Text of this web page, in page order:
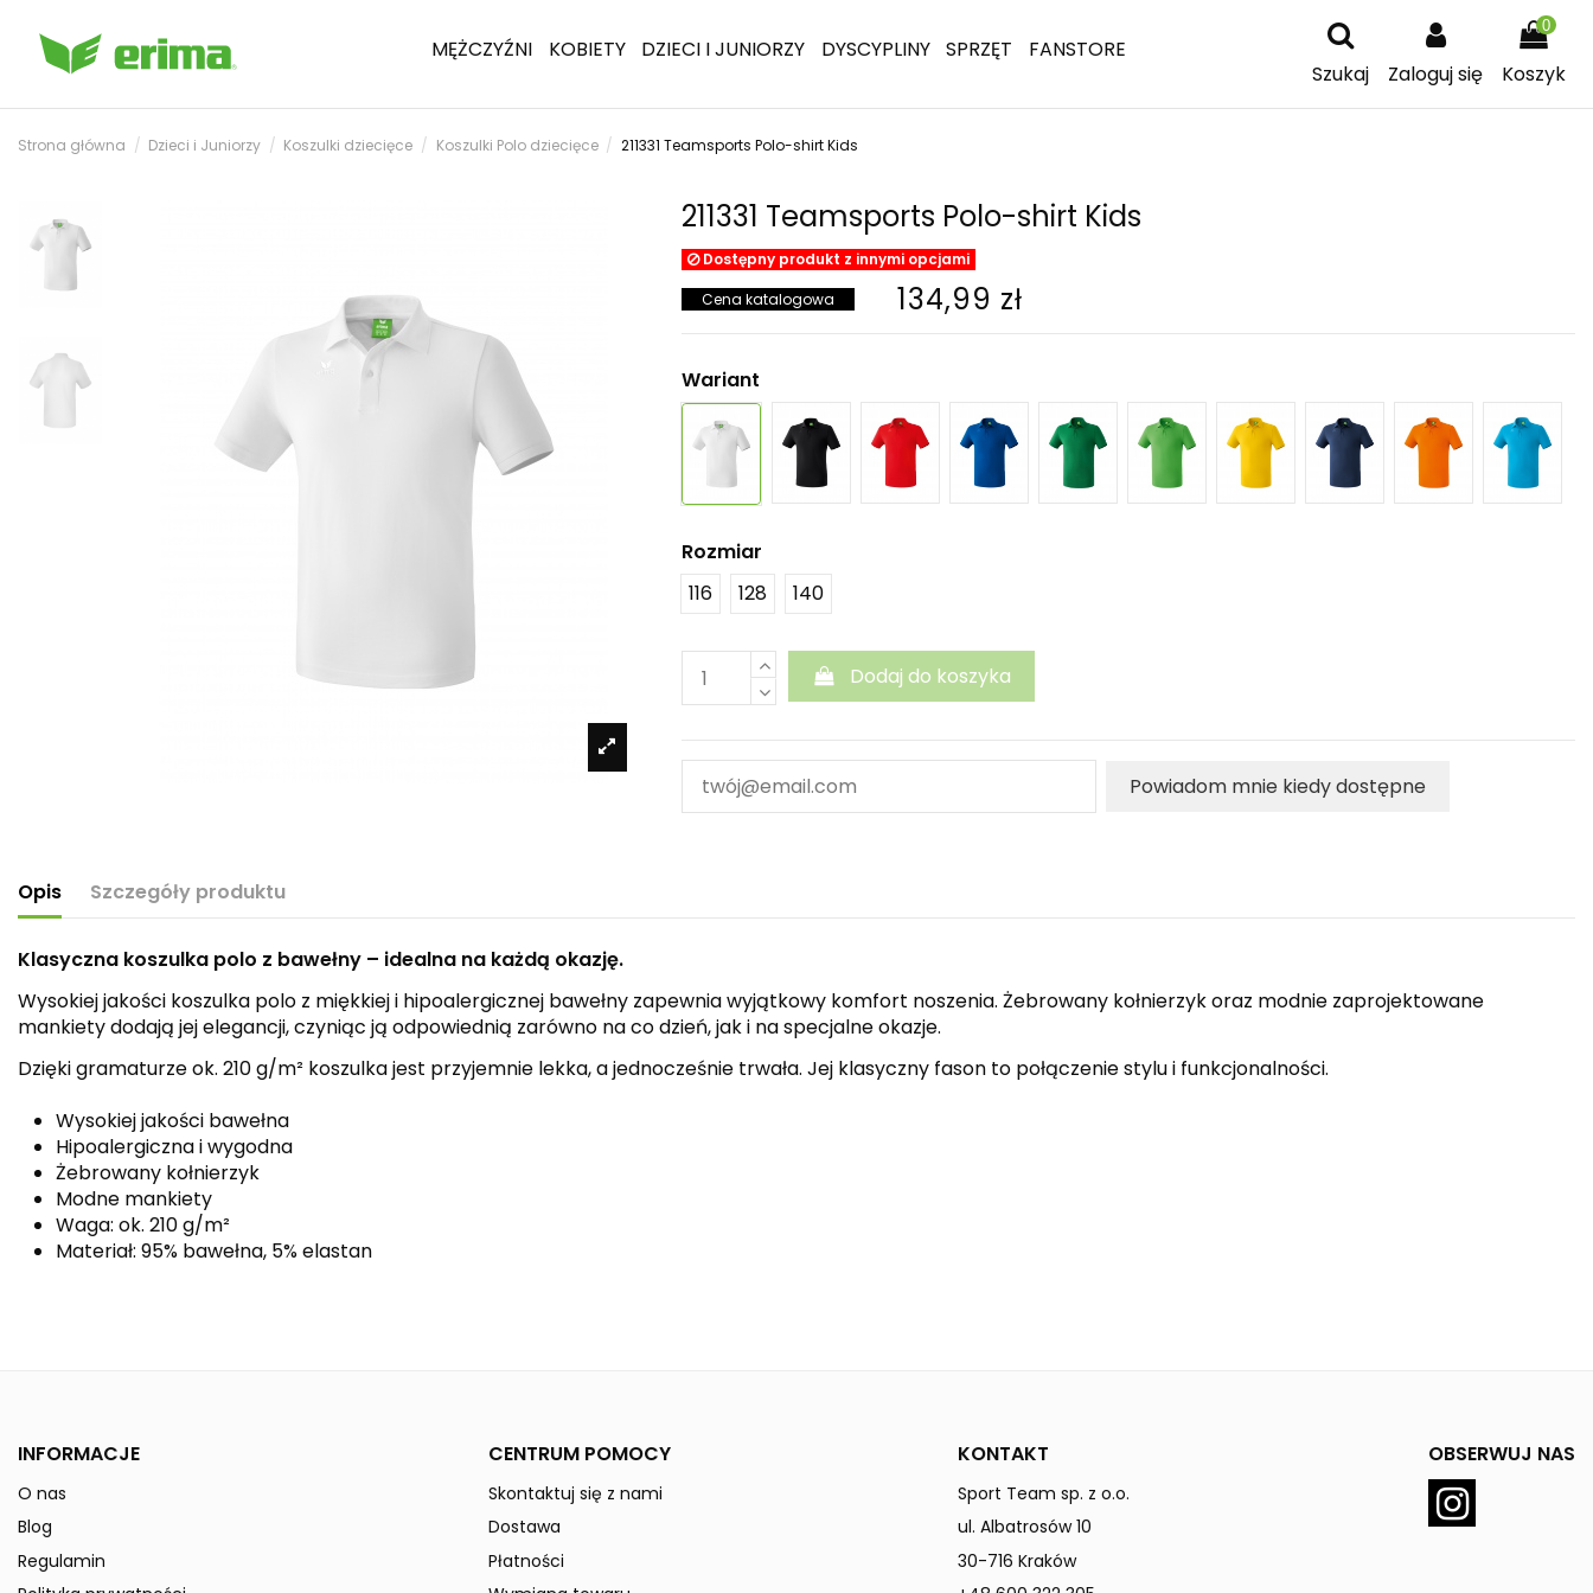
MĘŻCZYŹNI KOBIETY DZIECI I JUNIORZY DYSCYPLINY SPRZĘT
FANSTORE
Szukaj
Zaloguj się
0
Koszyk
Strona główna Dzieci i Juniorzy Koszulki dziecięce Koszulki Polo dziecięce 211331 Teamsports Polo-shirt Kids
211331 Teamsports Polo-shirt Kids
Dostępny produkt z innymi opcjami
Cena katalogowa 134,99 zł
Wariant
Rozmiar
116
128 140
Dodaj do koszyka
Powiadom mnie kiedy dostępne
Opis Szczegóły produktu
Klasyczna koszulka polo z bawełny – idealna na każdą okazję.
Wysokiej jakości koszulka polo z miękkiej i hipoalergicznej bawełny zapewnia wyjątkowy komfort noszenia. Żebrowany kołnierzyk oraz modnie zaprojektowane
mankiety dodają jej elegancji, czyniąc ją odpowiednią zarówno na co dzień, jak i na specjalne okazje.
Dzięki gramaturze ok. 210 g/m² koszulka jest przyjemnie lekka, a jednocześnie trwała. Jej klasyczny fason to połączenie stylu i funkcjonalności.
Wysokiej jakości bawełna
Hipoalergiczna i wygodna
Żebrowany kołnierzyk
Modne mankiety
Waga: ok. 210 g/m²
Materiał: 95% bawełna, 5% elastan
W magazynie
» Podmiot odpowiedzialny
INFORMACJE
O nas
Blog
Regulamin
CENTRUM POMOCY
Skontaktuj się z nami
Dostawa
Płatności
KONTAKT
Sport Team sp. z o.o.
ul. Albatrosów 10
30-716 Kraków
OBSERWUJ NAS